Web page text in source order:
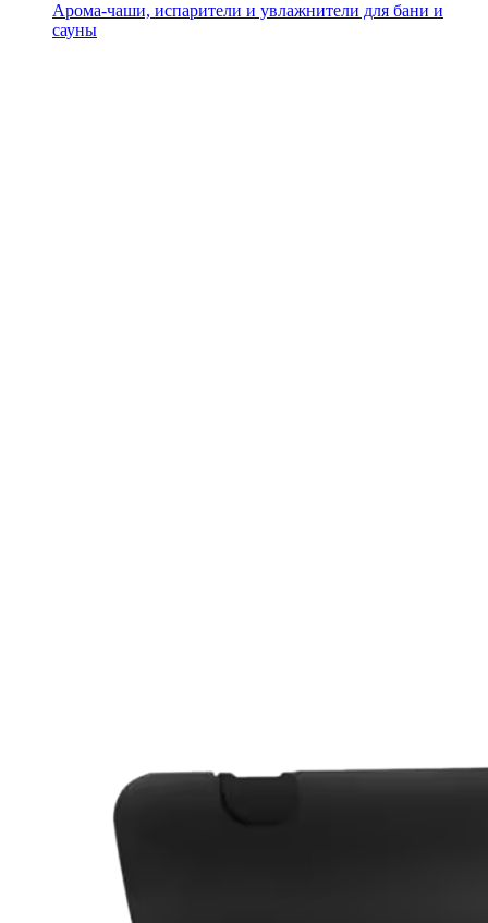
Арома-чаши, испарители и увлажнители для бани и
сауны